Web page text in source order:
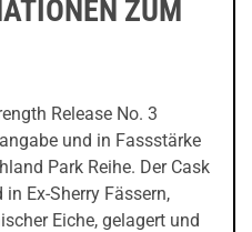
ZUM
Release No. 3
und in Fassstärke
Park Reihe. Der Cask
Ex-Sherry Fässern,
Eiche, gelagert und